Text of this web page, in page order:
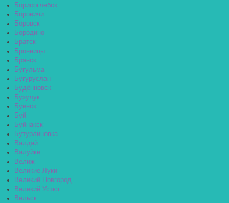
Борисоглебск
Боровичи
Боровск
Бородино
Братск
Бронницы
Брянск
Бугульма
Бугуруслан
Будённовск
Бузулук
Буинск
Буй
Буйнакск
Бутурлиновка
Валдай
Валуйки
Велиж
Великие Луки
Великий Новгород
Великий Устюг
Вельск